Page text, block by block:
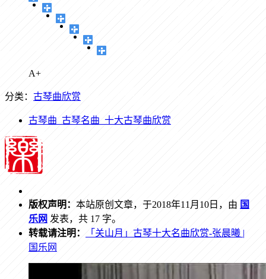
A+
分类： 古琴曲欣赏
古琴曲_古琴名曲_十大古琴曲欣赏
版权声明： 本站原创文章，于2018年11月10日，由 国
乐网 发表，共 17 字。
转载请注明：
「关山月」古琴十大名曲欣赏-张晨曦 |
国乐网